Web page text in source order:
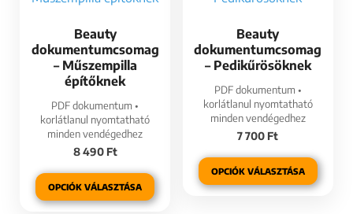
Beauty
dokumentumcsomag
– Műszempilla
építőknek
PDF dokumentum •
korlátlanul nyomtatható
minden vendégedhez
8 490 Ft
OPCIÓK VÁLASZTÁSA
Beauty
dokumentumcsomag
– Pedikűrösöknek
PDF dokumentum •
korlátlanul nyomtatható
minden vendégedhez
7 700 Ft
OPCIÓK VÁLASZTÁSA